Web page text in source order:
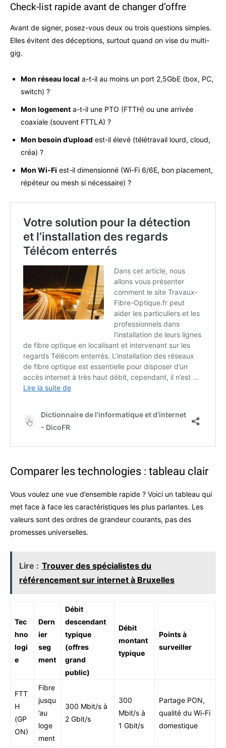
Check-list rapide avant de changer d’offre
Avant de signer, posez-vous deux ou trois questions simples.
Elles évitent des déceptions, surtout quand on vise du multi-
gig.
Mon réseau local a-t-il au moins un port 2,5GbE (box, PC,
switch) ?
Mon logement a-t-il une PTO (FTTH) ou une arrivée
coaxiale (souvent FTTLA) ?
Mon besoin d’upload est-il élevé (télétravail lourd, cloud,
créa) ?
Mon Wi-Fi est-il dimensionné (Wi-Fi 6/6E, bon placement,
répéteur ou mesh si nécessaire) ?
Comparer les technologies : tableau clair
Vous voulez une vue d’ensemble rapide ? Voici un tableau qui
met face à face les caractéristiques les plus parlantes. Les
valeurs sont des ordres de grandeur courants, pas des
promesses universelles.
Lire : Trouver des spécialistes du
référencement sur internet à Bruxelles
Tec
hno
logi
e
Dern
ier
seg
ment
Débit
descendant
typique
(offres
grand
public)
Débit
montant
typique
Points à
surveiller
FTT
H
(GP
ON)
Fibre
jusqu
’au
loge
ment
300 Mbit/s à
2 Gbit/s
300
Mbit/s à
1 Gbit/s
Partage PON,
qualité du Wi-Fi
domestique